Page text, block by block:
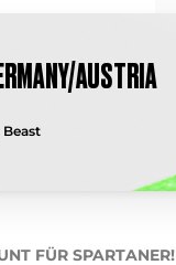
AUSTRIA
Beast
FÜR SPARTANER!